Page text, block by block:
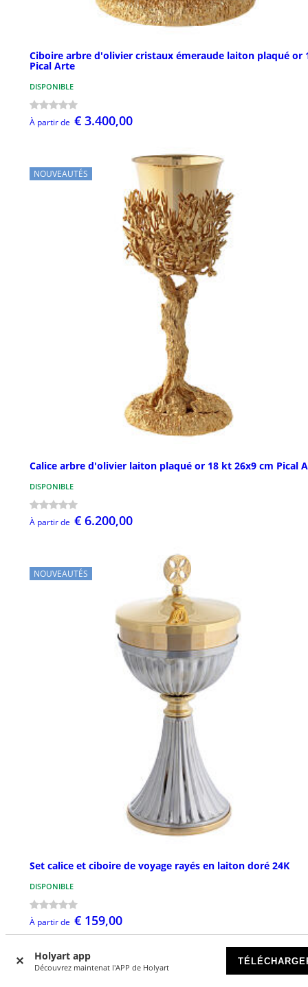
Holyart app
Découvrez maintenat l'APP de Holyart
Ciboire arbre d'olivier cristaux émeraude laiton plaqué or
Pical Arte
DISPONIBLE
À partir de € 3.400,00
NOUVEAUTÉS
Calice arbre d'olivier laiton plaqué or 18 kt 26x9 cm Pical
DISPONIBLE
À partir de € 6.200,00
NOUVEAUTÉS
Set calice et ciboire de voyage rayés en laiton doré 24K
DISPONIBLE
À partir de € 159,00
NOUVEAUTÉS